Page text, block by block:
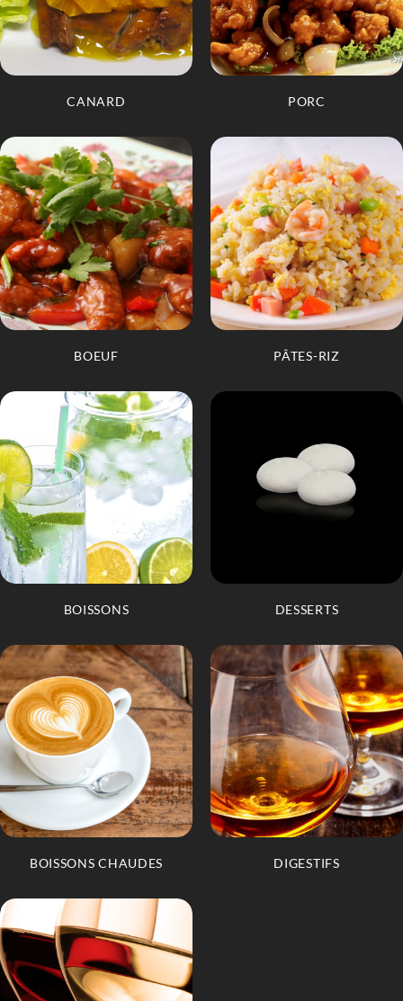
CANARD PORC
BOEUF PÂTES-RIZ
BOISSONS DESSERTS
BOISSONS CHAUDES DIGESTIFS